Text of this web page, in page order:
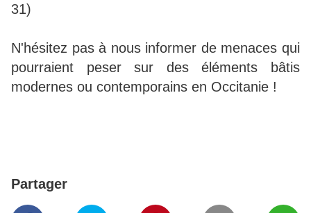
31)
N'hésitez pas à nous informer de menaces qui
pourraient peser sur des éléments bâtis
modernes ou contemporains en Occitanie !
Partager